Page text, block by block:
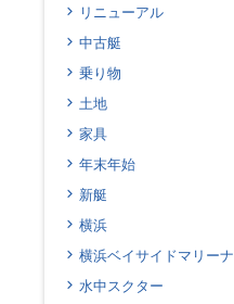
リニューアル
中古艇
乗り物
土地
家具
年末年始
新艇
横浜
横浜ベイサイドマリーナ
水中スクター